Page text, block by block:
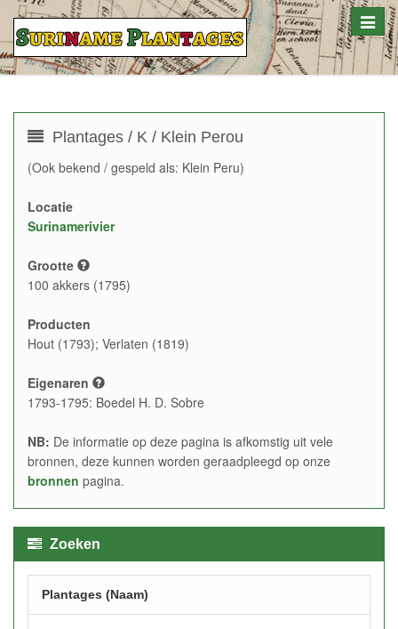
Toggle
Plantages / K / Klein Perou
(Ook bekend / gespeld als: Klein Peru)
Locatie
Surinamerivier
Grootte
100 akkers (1795)
Producten
Hout (1793); Verlaten (1819)
Eigenaren
1793-1795: Boedel H. D. Sobre
NB: De informatie op deze pagina is afkomstig uit vele
bronnen, deze kunnen worden geraadpleegd op onze
bronnen pagina.
Zoeken
Plantages (Naam)